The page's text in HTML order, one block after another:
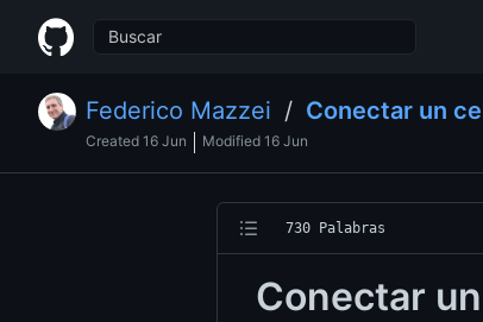
Federico Mazzei / Conectar un
Created 16 Jun Modified 16 Jun
730 Palabras
Conectar